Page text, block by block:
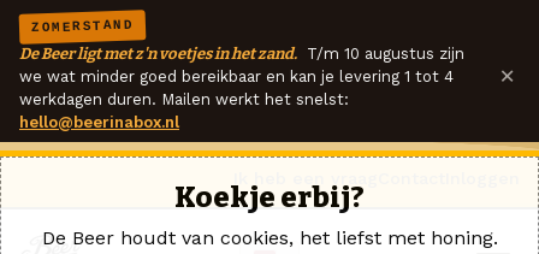
ZOMERSTAND
De Beer ligt met z'n voetjes in het zand. T/m 10 augustus zijn
we wat minder goed bereikbaar en kan je levering 1 tot 4
werkdagen duren. Mailen werkt het snelst:
hello@beerinabox.nl
×
Koekje erbij?
De Beer houdt van cookies, het liefst met honing.